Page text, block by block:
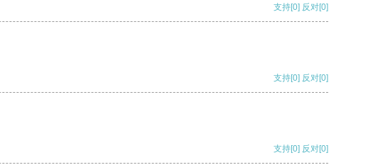
支持[0] 反对[0]
支持[0] 反对[0]
支持[0] 反对[0]